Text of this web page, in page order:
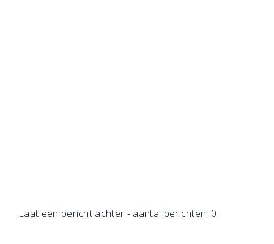
Laat een bericht achter - aantal berichten: 0